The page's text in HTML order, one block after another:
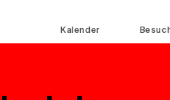
Kalender